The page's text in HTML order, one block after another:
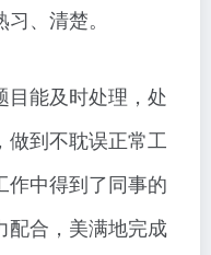
、清楚。
目能及时处理，处
做到不耽误正常工
作中得到了同事的
配合，美满地完成